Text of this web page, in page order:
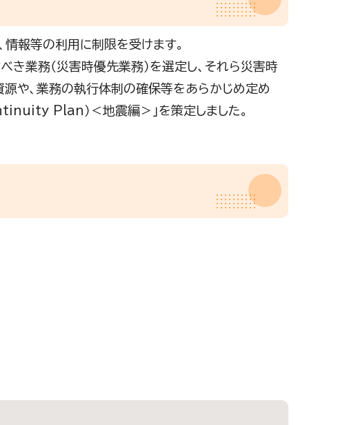
報等の利用に制限を受けます。
業務（災害時優先業務）を選定し、それら災害時
や、業務の執行体制の確保等をあらかじめ定め
Plan）＜地震編＞」を策定しました。